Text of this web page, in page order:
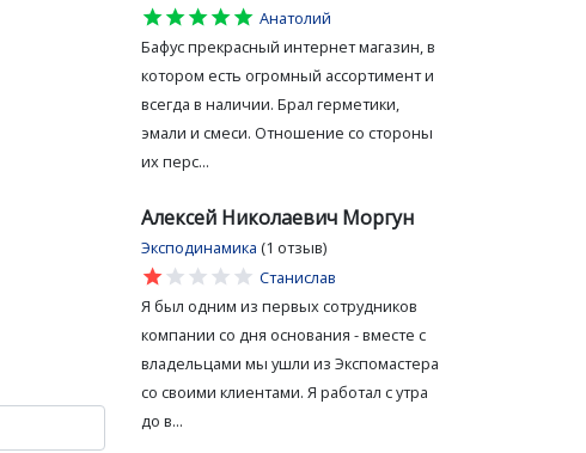
star
star
star
star
star
Анатолий
Бафус прекрасный интернет магазин, в
котором есть огромный ассортимент и
всегда в наличии. Брал герметики,
эмали и смеси. Отношение со стороны
их перс...
Алексей Николаевич Моргун
Эксподинамика (1 отзыв)
star
star
star
star
star
Станислав
Я был одним из первых сотрудников
компании со дня основания - вместе с
владельцами мы ушли из Экспомастера
со своими клиентами. Я работал с утра
до в...